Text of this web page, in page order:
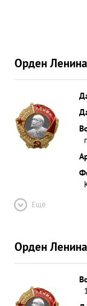
Орден Ленина
Ещё
Орден Ленина